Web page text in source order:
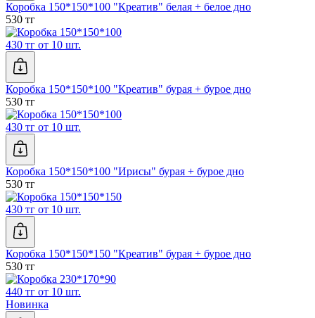
Коробка 150*150*100 "Креатив" белая + белое дно
530 тг
430 тг от 10 шт.
Коробка 150*150*100 "Креатив" бурая + бурое дно
530 тг
430 тг от 10 шт.
Коробка 150*150*100 "Ирисы" бурая + бурое дно
530 тг
430 тг от 10 шт.
Коробка 150*150*150 "Креатив" бурая + бурое дно
530 тг
440 тг от 10 шт.
Новинка